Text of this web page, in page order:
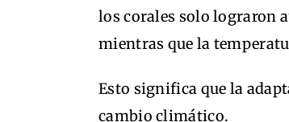
los corales solo lograron
mientras que la
Esto significa que la
cambio climático.